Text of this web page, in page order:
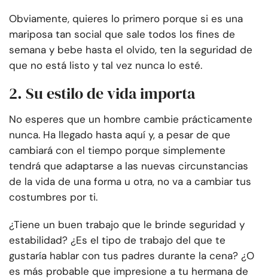
Obviamente, quieres lo primero porque si es una
mariposa tan social que sale todos los fines de
semana y bebe hasta el olvido, ten la seguridad de
que no está listo y tal vez nunca lo esté.
2. Su estilo de vida importa
No esperes que un hombre cambie prácticamente
nunca. Ha llegado hasta aquí y, a pesar de que
cambiará con el tiempo porque simplemente
tendrá que adaptarse a las nuevas circunstancias
de la vida de una forma u otra, no va a cambiar tus
costumbres por ti.
¿Tiene un buen trabajo que le brinde seguridad y
estabilidad? ¿Es el tipo de trabajo del que te
gustaría hablar con tus padres durante la cena? ¿O
es más probable que impresione a tu hermana de